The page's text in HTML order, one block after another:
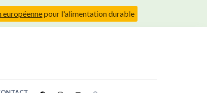
pour l'alimentation durable